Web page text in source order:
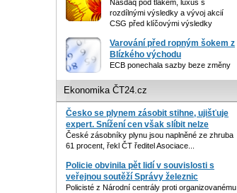
Nasdaq pod tlakem, luxus s
rozdílnými výsledky a vývoj akcií
CSG před klíčovými výsledky
Varování před ropným šokem z
Blízkého východu
ECB ponechala sazby beze změny
Ekonomika ČT24.cz
Česko se plynem zásobit stihne, ujišťuje
expert. Snížení cen však slíbit nelze
České zásobníky plynu jsou naplněné ze zhruba
61 procent, řekl ČT ředitel Asociace...
Policie obvinila pět lidí v souvislosti s
veřejnou soutěží Správy železnic
Policisté z Národní centrály proti organizovanému